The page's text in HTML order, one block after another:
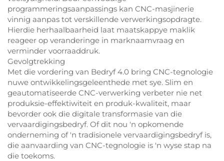
programmeringsaanpassings kan CNC-masjinerie
vinnig aanpas tot verskillende verwerkingsopdragte.
Hierdie herhaalbaarheid laat maatskappye maklik
reageer op veranderinge in marknaamvraag en
verminder voorraaddruk.
Gevolgtrekking
Met die vordering van Bedryf 4.0 bring CNC-tegnologie
nuwe ontwikkelingsgeleenthede met sye. Slim en
geautomatiseerde CNC-verwerking verbeter nie net
produksie-effektiwiteit en produk-kwaliteit, maar
bevorder ook die digitale transformasie van die
vervaardigingsbedryf. Of dit nou 'n opkomende
onderneming of 'n tradisionele vervaardigingsbedryf is,
die aanvaarding van CNC-tegnologie is 'n wyse stap na
die toekoms.